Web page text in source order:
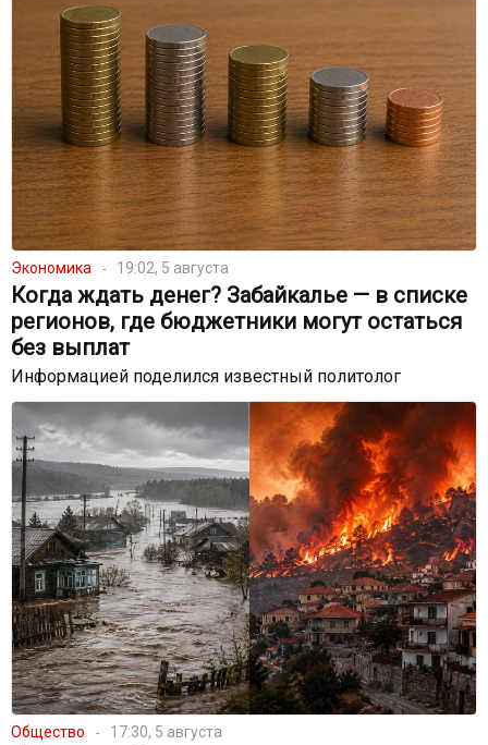
Экономика 19:02, 5 августа
Когда ждать денег? Забайкалье — в списке
регионов, где бюджетники могут остаться
без выплат
Информацией поделился известный политолог
Общество 17:30, 5 августа